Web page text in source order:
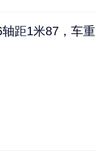
距1米87，车重